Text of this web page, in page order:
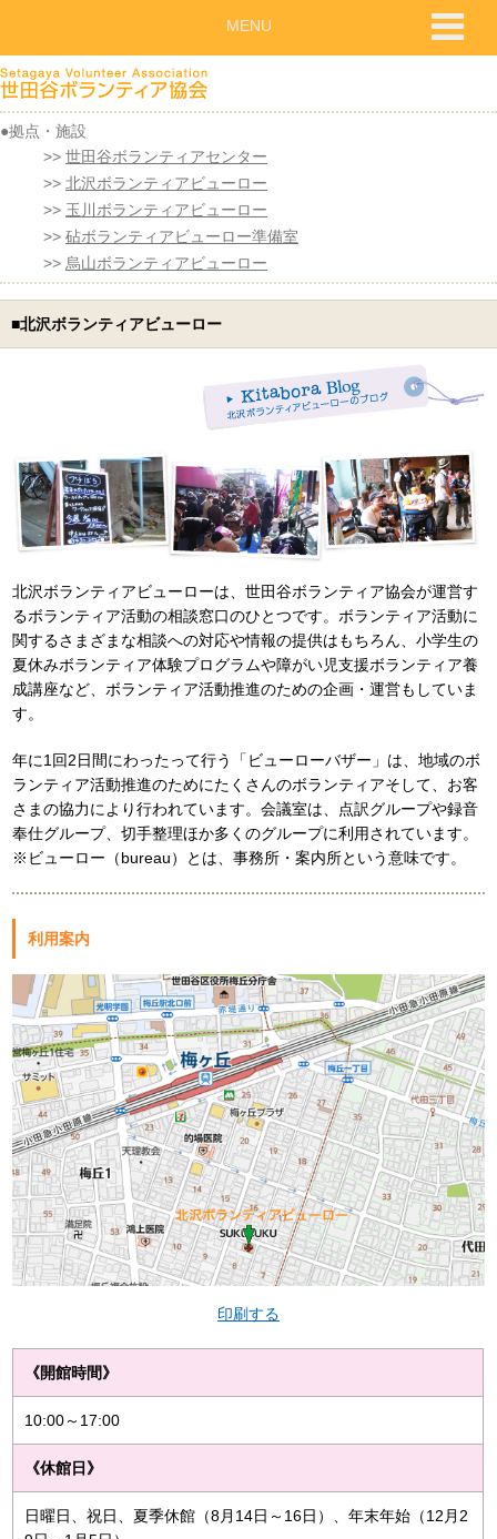
世田谷ボランティアセンター
北沢ボランティアビューロー
玉川ボランティアビューロー
砧ボランティアビューロー準備室
烏山ボランティアビューロー
■北沢ボランティアビューロー
北沢ボランティアビューローは、世田谷ボランティア協会が運営す
るボランティア活動の相談窓口のひとつです。ボランティア活動に
関するさまざまな相談への対応や情報の提供はもちろん、小学生の
夏休みボランティア体験プログラムや障がい児支援ボランティア養
成講座など、ボランティア活動推進のための企画・運営もしていま
す。
年に1回2日間にわったって行う「ビューローバザー」は、地域のボ
ランティア活動推進のためにたくさんのボランティアそして、お客
さまの協力により行われています。会議室は、点訳グループや録音
奉仕グループ、切手整理ほか多くのグループに利用されています。
※ビューロー（bureau）とは、事務所・案内所という意味です。
利用案内
印刷する
《開館時間》
10:00～17:00
《休館日》
日曜日、祝日、夏季休館（8月14日～16日）、年末年始（12月2
MENU